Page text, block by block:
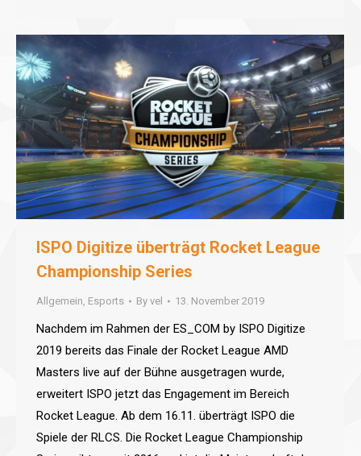
ISPO Digitize überträgt Rocket League
Championship Series
Allgemein, Esports By vel 13. November 2019
Nachdem im Rahmen der ES_COM by ISPO Digitize
2019 bereits das Finale der Rocket League AMD
Masters live auf der Bühne ausgetragen wurde,
erweitert ISPO jetzt das Engagement im Bereich
Rocket League. Ab dem 16.11. überträgt ISPO die
Spiele der RLCS. Die Rocket League Championship